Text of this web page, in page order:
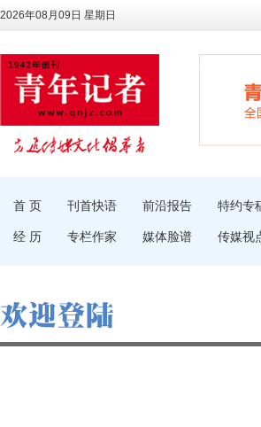
2026年08月09日 星期日
首 页 刊首快语 前沿报告 特约专
经 历 专栏作家 媒体脸谱 传媒视